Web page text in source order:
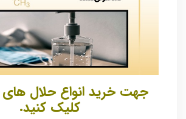
جهت خرید انواع حلال
کلیک کنید.